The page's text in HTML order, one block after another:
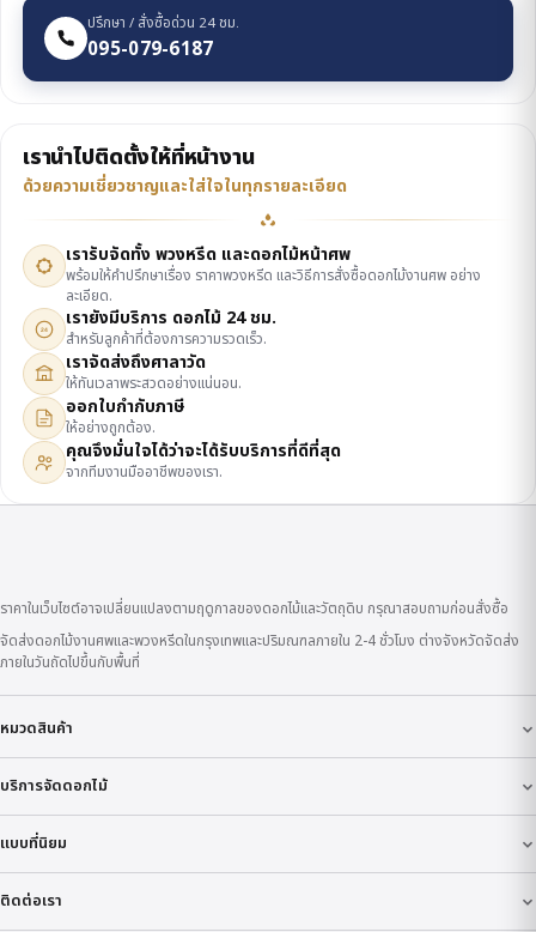
ปรึกษา / สั่งซื้อด่วน 24 ชม.
095-079-6187
เรานำไปติดตั้งให้ที่หน้างาน
ด้วยความเชี่ยวชาญและใส่ใจในทุกรายละเอียด
เรารับจัดทั้ง พวงหรีด และดอกไม้หน้าศพ
พร้อมให้คำปรึกษาเรื่อง ราคาพวงหรีด และวิธีการสั่งซื้อดอกไม้งานศพ อย่าง
ละเอียด.
24 เรายังมีบริการ ดอกไม้ 24 ชม.
สำหรับลูกค้าที่ต้องการความรวดเร็ว.
เราจัดส่งถึงศาลาวัด
ให้ทันเวลาพระสวดอย่างแน่นอน.
ออกใบกำกับภาษี
ให้อย่างถูกต้อง.
คุณจึงมั่นใจได้ว่าจะได้รับบริการที่ดีที่สุด
จากทีมงานมืออาชีพของเรา.
ราคาในเว็บไซต์อาจเปลี่ยนแปลงตามฤดูกาลของดอกไม้และวัตถุดิบ กรุณาสอบถามก่อนสั่งซื้อ
จัดส่งดอกไม้งานศพและพวงหรีดในกรุงเทพและปริมณฑลภายใน 2-4 ชั่วโมง ต่างจังหวัดจัดส่ง
ภายในวันถัดไปขึ้นกับพื้นที่
หมวดสินค้า
บริการจัดดอกไม้
แบบที่นิยม
ติดต่อเรา